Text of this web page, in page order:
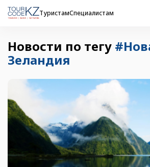
ТуристамСпециалистам
Новости по тегу
Зеландия